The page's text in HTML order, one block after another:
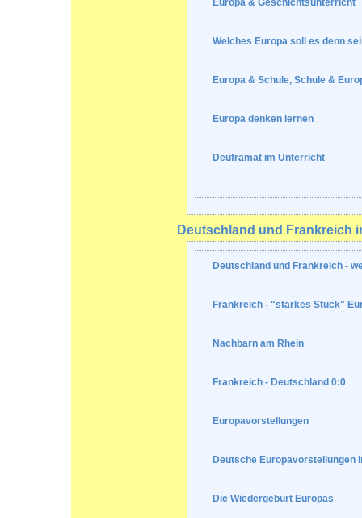
Europa & Geschichtsunterricht
Welches Europa soll es denn
Europa & Schule, Schule &
Europa denken lernen
Deuframat im Unterricht
Deutschland und Frankreich
Deutschland und Frankreich -
Frankreich - "starkes Stück"
Nachbarn am Rhein
Frankreich - Deutschland 0:0
Europavorstellungen
Deutsche Europavorstellungen
Die Wiedergeburt Europas